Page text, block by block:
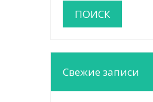
Свежие записи